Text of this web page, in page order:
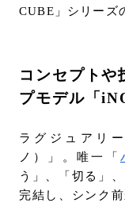
CUBE」シリーズ
コンセプトや
プモデル「
ラグジュアリ
ノ）」。唯一「
う」、「切る」
完結し、シンク